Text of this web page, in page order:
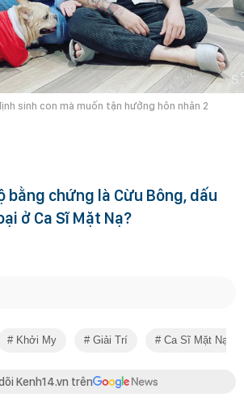
sinh con mà muốn tận hưởng hôn nhân 2
bằng chứng là Cừu Bông, dấu
ở Ca Sĩ Mặt Nạ?
Khởi My Giải Trí Ca Sĩ Mặt Nạ
Kenh14.vn trên